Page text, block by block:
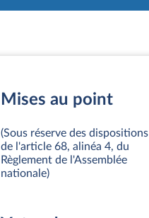
Mises au point
(Sous réserve des dispositions
de l'article 68, alinéa 4, du
Règlement de l'Assemblée
nationale)